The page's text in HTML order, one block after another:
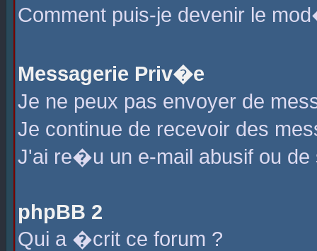
Comment puis-je devenir le
Messagerie Priv�e
Je ne peux pas envoyer de
Je continue de recevoir des
J'ai re�u un e-mail abusif ou de
phpBB 2
Qui a �crit ce forum ?